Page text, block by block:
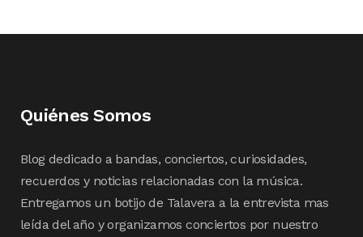
Quiénes Somos
Blog dedicado a bandas, conciertos, curiosidades,
recuerdos y noticias relacionadas con la música.
Entregamos un botijo de Talavera a la entrevista mas
leída del año y organizamos conciertos por nuestro